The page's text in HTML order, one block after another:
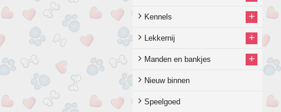
Kennels +
Lekkernij +
Manden en bankjes +
Nieuw binnen
Speelgoed